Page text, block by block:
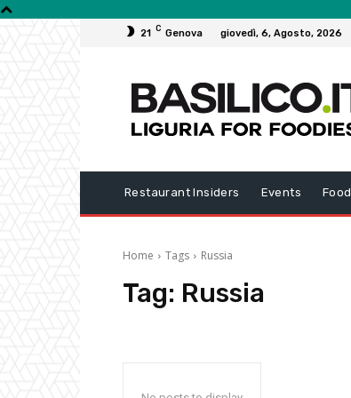
21 C Genova giovedì, 6, Agosto, 2026
Restaurant Insiders Events Food
Home Tags Russia
Tag: Russia